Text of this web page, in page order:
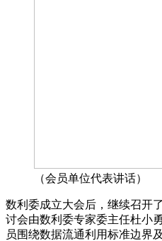
（会员单位代表讲话）
数利委成立大会后，继续召开
讨会由数利委专家委主任杜小
员围绕数据流通利用标准边界